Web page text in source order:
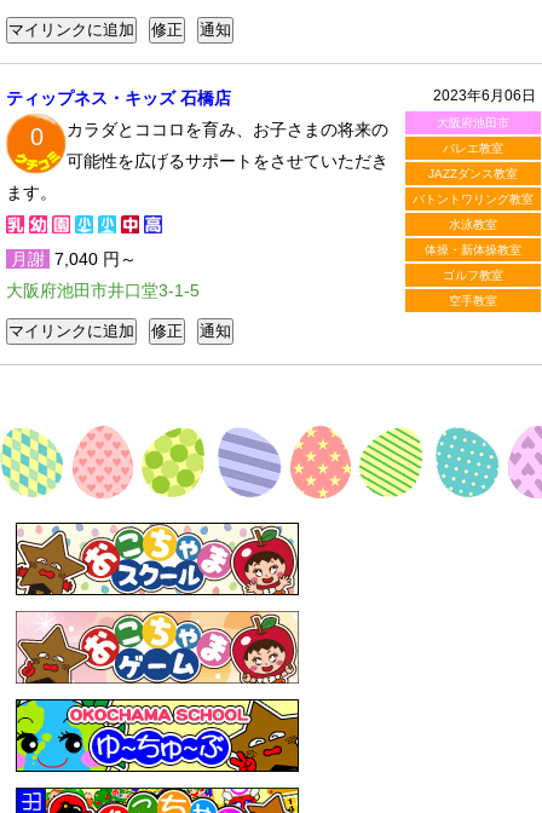
2023年6月06日
大阪府池田市
バレエ教室
JAZZダンス教室
バトントワリング教室
水泳教室
体操・新体操教室
ゴルフ教室
空手教室
ティップネス・キッズ 石橋店
0
カラダとココロを育み、お子さまの将来の
可能性を広げるサポートをさせていただき
ます。
月謝 7,040 円～
大阪府池田市井口堂3-1-5